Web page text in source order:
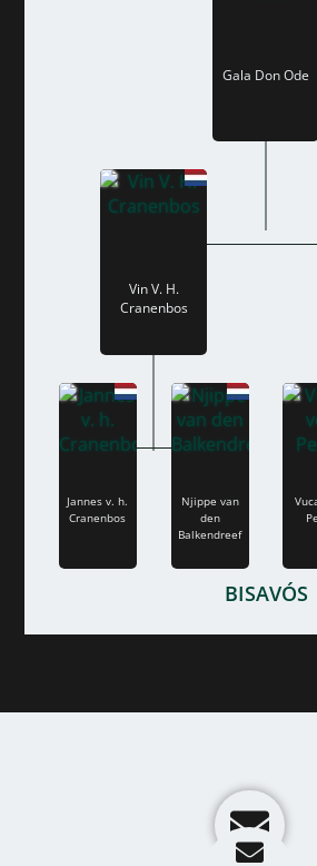
Gala Don Ode
Vin V. H.
Cranenbos
Jannes v. h.
Cranenbos
Njippe van
den
Balkendreef
BISAVÓS